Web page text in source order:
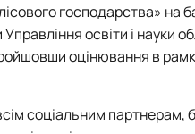
господарства» на
освіти і науки
оцінювання в
соціальним партнерам,